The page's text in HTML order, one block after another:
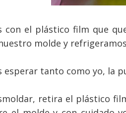
con el plástico film que
molde y
esperar tanto como yo, la
retira el plástico